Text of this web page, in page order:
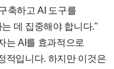
축하고 AI 도구를
데 집중해야 합니다."
는 AI를 효과적으로
적입니다. 하지만 이것은